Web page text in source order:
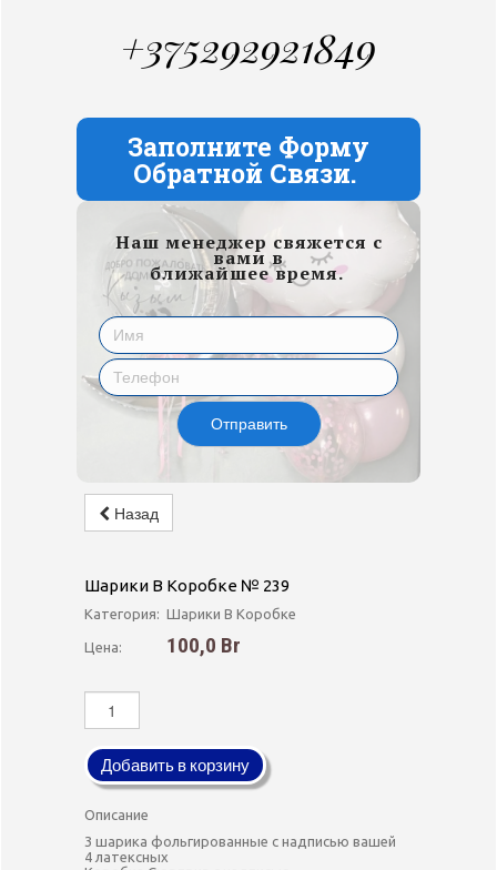
+375292921849
Заполните Форму
Обратной Связи.
Наш менеджер свяжется с
вами в
ближайшее время.
Отправить
Назад
Заказать Шарики В Коробке
Шарики В Коробке № 239
Категория: Шарики В Коробке
Цена: 100,0 Br
Добавить в корзину
Описание
3 шарика фольгированные с надписью вашей
4 латексных